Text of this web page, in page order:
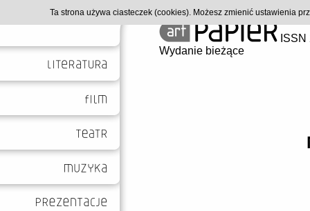
Wydanie bieżące
Ta strona używa ciasteczek (cookies). Możesz zmienić ustawienia